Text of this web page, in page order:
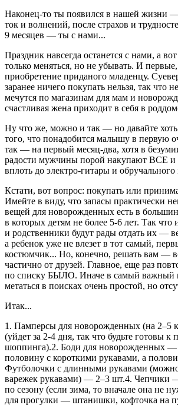
Наконец-то ты появился в нашей жизни
ток и волнений, после страхов и
9 месяцев — ты с нами...
Праздник навсегда останется с нами, а
только меняться, но не убывать. И
приобретение приданого младенцу.
заранее ничего покупать нельзя, так что
мечутся по магазинам для мам и
счастливая жена приходит в себя в
Ну что же, можно и так — но давайте хоть
того, что понадобится малышу в первую
так — на первый месяц-два, хотя в
радости мужчины порой накупают
вплоть до электро-гитары и обручального
Кстати, вот вопрос: покупать или
Имейте в виду, что запасы практически
вещей для новорожденных есть в
в которых детям не более 5-6 лет. Так что
и родственники будут рады отдать их —
а ребенок уже не влезет в тот самый,
костюмчик... Но, конечно, решать вам —
частично от друзей. Главное, еще раз
по списку БЫЛО. Иначе в самый важный
метаться в поисках очень простой, но
Итак...
1. Памперсы для новорожденных (на 2–5
(уйдет за 2-4 дня, так что будьте готовы
шоппинга).2. Боди для новорожденных —
половину с короткими рукавами, а
Футболочки с длинными рукавами
варежек рукавами) — 2–3 шт.4. Чепчики
по сезону (если зима, то вначале она не
для прогулки — штанишки, кофточка на